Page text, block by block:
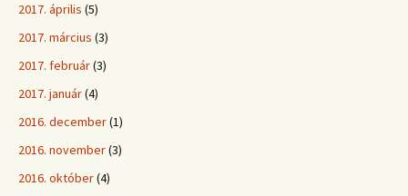
2017. április (5)
2017. március (3)
2017. február(3)
2017. január(4)
2016. december(1)
2016. november(3)
2016. október(4)